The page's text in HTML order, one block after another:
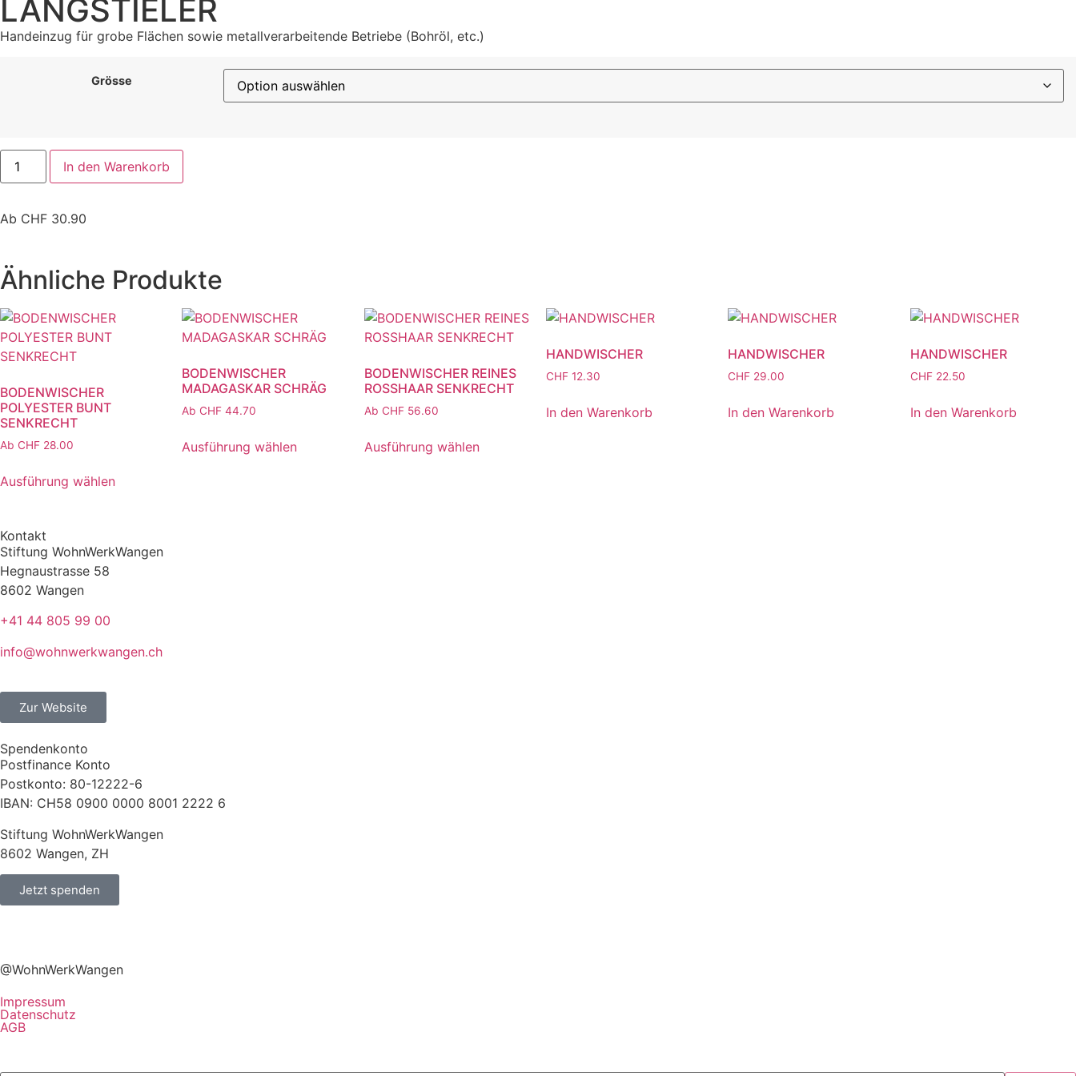
LANGSTIELER
Handeinzug für grobe Flächen sowie metallverarbeitende Betriebe (Bohröl, etc.)
Grösse
In den Warenkorb
Ab CHF 30.90
Ähnliche Produkte
BODENWISCHER
POLYESTER BUNT
SENKRECHT
Ab CHF 28.00
Ausführung wählen
BODENWISCHER
MADAGASKAR SCHRÄG
Ab CHF 44.70
Ausführung wählen
BODENWISCHER REINES
ROSSHAAR SENKRECHT
Ab CHF56.60
Ausführung wählen
HANDWISCHER
CHF12.30
In den Warenkorb
HANDWISCHER
CHF 29.00
In den Warenkorb
HANDWISCHER
CHF22.50
In den Warenkorb
Kontakt
Stiftung WohnWerkWangen
Hegnaustrasse 58
8602 Wangen
+41 44 805 99 00
info@wohnwerkwangen.ch
Zur Website
Spendenkonto
Postfinance Konto
Postkonto: 80-12222-6
IBAN: CH58 0900 0000 8001 2222 6
Stiftung WohnWerkWangen
8602 Wangen, ZH
Jetzt spenden
@WohnWerkWangen
Impressum
Datenschutz
AGB